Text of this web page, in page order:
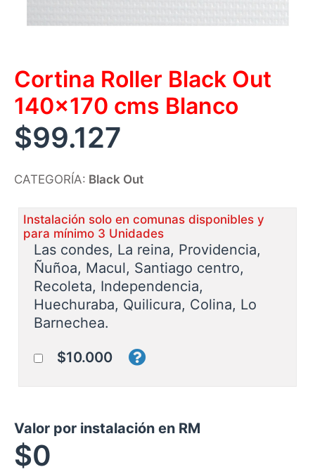
Cortina Roller Black Out
140×170 cms Blanco
$99.127
CATEGORÍA: Black Out
Instalación solo en comunas disponibles y
para mínimo 3 Unidades
Las condes, La reina, Providencia,
Ñuñoa, Macul, Santiago centro,
Recoleta, Independencia,
Huechuraba, Quilicura, Colina, Lo
Barnechea.
$10.000
Valor por instalación en RM
$0